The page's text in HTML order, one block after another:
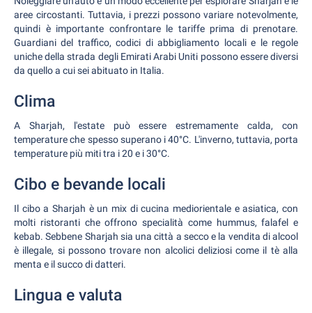
aree circostanti. Tuttavia, i prezzi possono variare notevolmente,
quindi è importante confrontare le tariffe prima di prenotare.
Guardiani del traffico, codici di abbigliamento locali e le regole
uniche della strada degli Emirati Arabi Uniti possono essere diversi
da quello a cui sei abituato in Italia.
Clima
A Sharjah, l'estate può essere estremamente calda, con
temperature che spesso superano i 40°C. L'inverno, tuttavia, porta
temperature più miti tra i 20 e i 30°C.
Cibo e bevande locali
Il cibo a Sharjah è un mix di cucina mediorientale e asiatica, con
molti ristoranti che offrono specialità come hummus, falafel e
kebab. Sebbene Sharjah sia una città a secco e la vendita di alcool
è illegale, si possono trovare non alcolici deliziosi come il tè alla
menta e il succo di datteri.
Lingua e valuta